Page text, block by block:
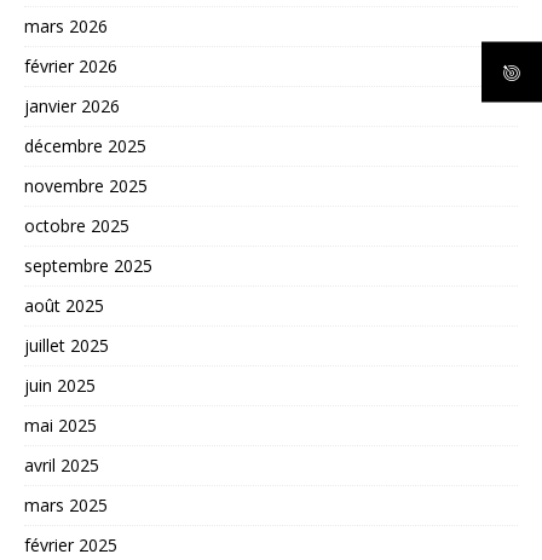
mars 2026
février 2026
janvier 2026
décembre 2025
novembre 2025
octobre 2025
septembre 2025
août 2025
juillet 2025
juin 2025
mai 2025
avril 2025
mars 2025
février 2025